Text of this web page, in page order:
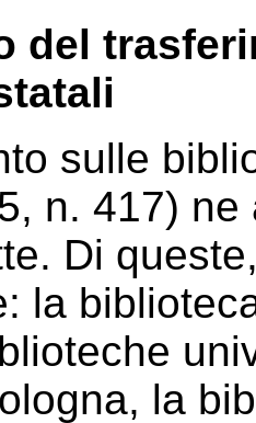
del
sulle
n. 417) ne
Di
la
la